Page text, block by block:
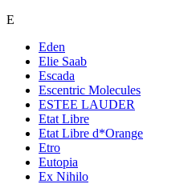
E
Eden
Elie Saab
Escada
Escentric Molecules
ESTEE LAUDER
Etat Libre
Etat Libre d*Orange
Etro
Eutopia
Ex Nihilo